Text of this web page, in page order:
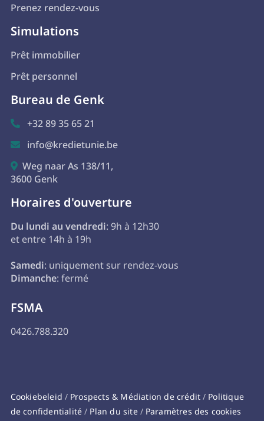
Prenez rendez-vous
Simulations
Prêt immobilier
Prêt personnel
Bureau de Genk
 +32 89 35 65 21
 info@kredietunie.be
 Weg naar As 138/11,
3600 Genk
Horaires d'ouverture
Du lundi au vendredi: 9h à 12h30
et entre 14h à 19h
Samedi: uniquement sur rendez-vous
Dimanche: fermé
FSMA
0426.788.320
Cookiebeleid / Prospects & Médiation de crédit / Politique
de confidentialité/ Plan du site/ Paramètres des cookies